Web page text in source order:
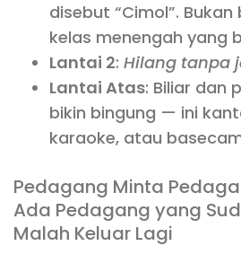
disebut “Cimol”. Bukan
kelas menengah yang
Lantai 2: Hilang tanpa
Lantai Atas: Biliar dan
bikin bingung — ini
karaoke, atau
Pedagang Minta
Ada Pedagang yang
Malah Keluar Lagi